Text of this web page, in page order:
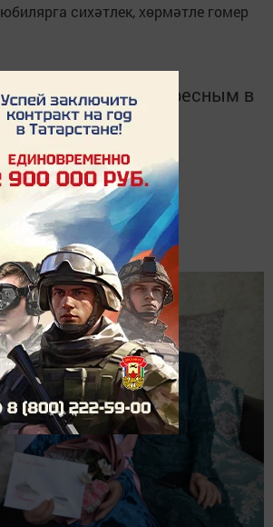
сихәтлек, хөрмәтле гомер
важным и интересным в
Татмедиа
Татарстана в
мессенджере MАХ: